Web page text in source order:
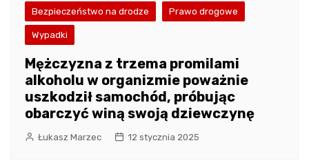
Bezpieczeństwo na drodze Prawo drogowe
Wypadki
Mężczyzna z trzema promilami
alkoholu w organizmie poważnie
uszkodził samochód, próbując
obarczyć winą swoją dziewczynę
Łukasz Marzec 12 stycznia 2025